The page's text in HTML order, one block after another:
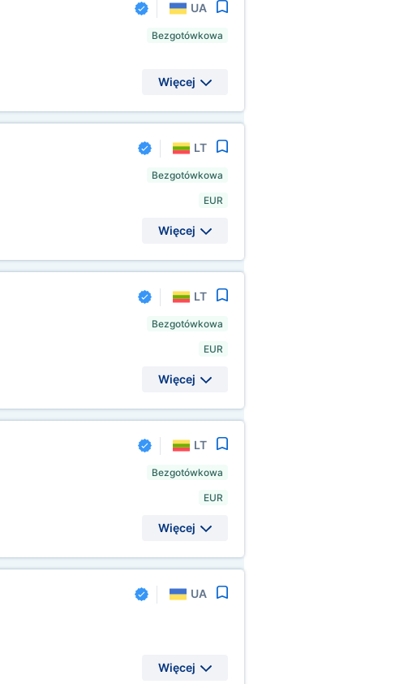
UA
Bezgotówkowa
Więcej
LT
Bezgotówkowa
EUR
Więcej
LT
Bezgotówkowa
EUR
Więcej
LT
Bezgotówkowa
EUR
Więcej
UA
Więcej